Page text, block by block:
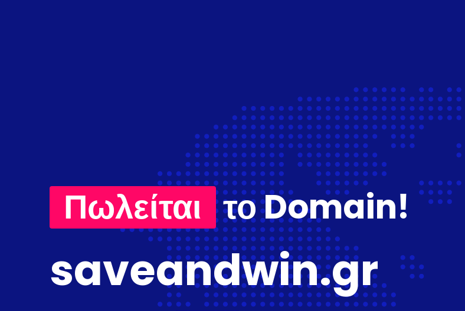
Πωλείται το Domain!
saveandwin.gr